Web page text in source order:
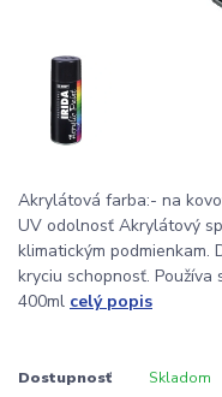
Akrylátová farba:- na
UV odolnosť Akrylátový
klimatickým podmienkam.
kryciu schopnosť. Používa
400ml celý popis
Dostupnosť Skladom